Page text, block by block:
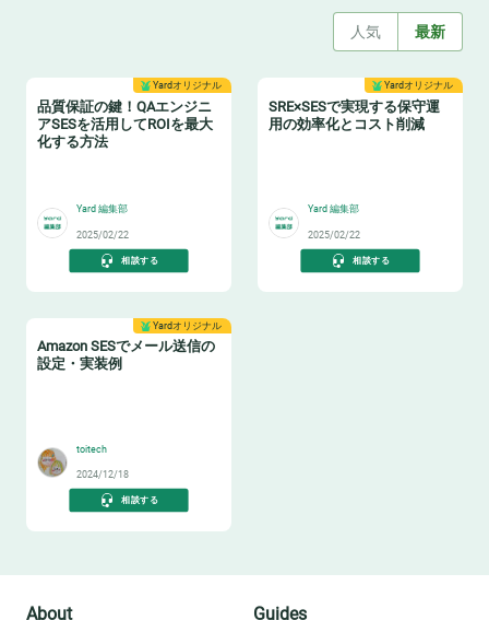
人気 最新
Yardオリジナル
品質保証の鍵！QAエンジニ
アSESを活用してROIを最大
化する方法
Yard 編集部
2025/02/22
相談する
Yardオリジナル
SRE×SESで実現する保守運
用の効率化とコスト削減
Yard 編集部
2025/02/22
相談する
Yardオリジナル
Amazon SESでメール送信の
設定・実装例
toitech
2024/12/18
相談する
About Guides